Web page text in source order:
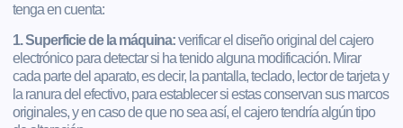
tenga en cuenta:
1. Superficie de la máquina:verificar el diseño original del cajero
electrónico para detectar si ha tenido alguna modificación. Mirar
cada parte del aparato, es decir, la pantalla, teclado, lector de tarjeta y
la ranura del efectivo, para establecer si estas conservan sus marcos
originales, y en caso de que no sea así, el cajero tendría algún tipo